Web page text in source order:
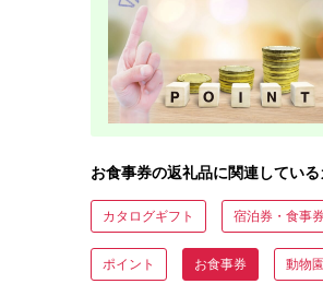
お食事券の返礼品に関連している
カタログギフト 宿泊券・食事
ポイント お食事券 動物園